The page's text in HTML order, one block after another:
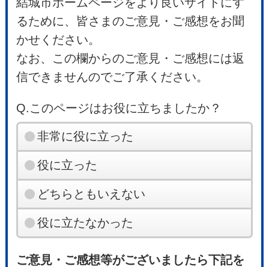
るために、皆さまのご意見・ご感想をお聞
かせください。
なお、この欄からのご意見・ご感想には返
信できませんのでご了承ください。
Q.このページはお役に立ちましたか？
非常に役に立った
役に立った
どちらともいえない
役に立たなかった
ご意見・ご感想等がございましたら下記を